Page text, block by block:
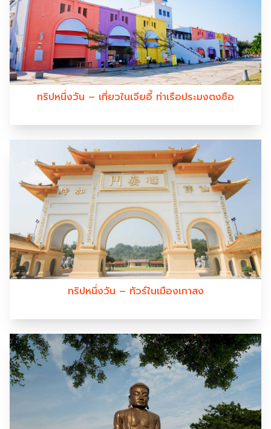
ทริปหนึ่งวัน – เที่ยวในเจียอี้ ท่าเรือประมงตงซือ
ทริปหนึ่งวัน – ทัวร์ในเมืองเกาสง